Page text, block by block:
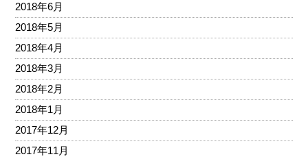
2018年6月
2018年5月
2018年4月
2018年3月
2018年2月
2018年1月
2017年12月
2017年11月